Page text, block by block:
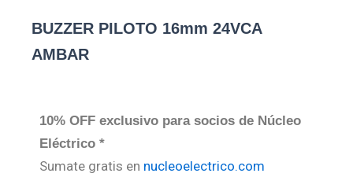
BUZZER PILOTO 16mm 24VCA
AMBAR
10% OFF exclusivo para socios de Núcleo
Eléctrico *
Sumate gratis en nucleoelectrico.com